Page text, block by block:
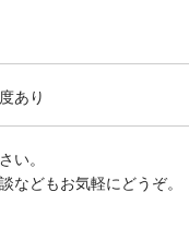
あり
い。
などもお気軽にどうぞ。